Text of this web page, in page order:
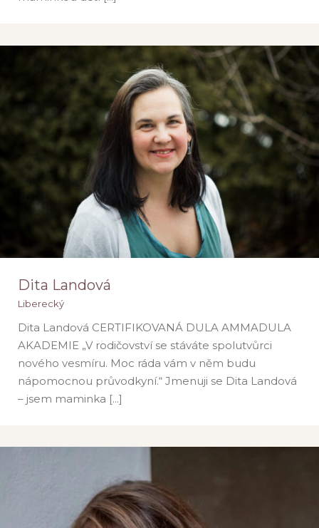
Dita Landová
Liberecký
Dita Landová
Liberecký
Dita Landová CERTIFIKOVANÁ DULA AMMADULA
AKADEMIE „V rodičovství se stáváte spolutvůrci
nového vesmíru. Moc ráda vám v něm budu
nápomocnou průvodkyní.“ Jmenuji se Dita Landová
– jsem maminka [...]